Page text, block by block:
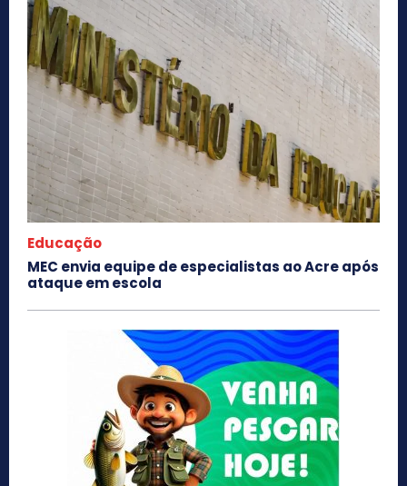
Educação
MEC envia equipe de especialistas ao Acre após
ataque em escola